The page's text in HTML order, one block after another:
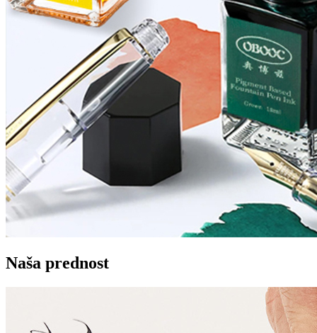
Naša prednost